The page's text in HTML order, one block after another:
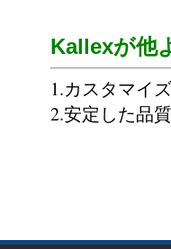
Kallexが他
1.カスタマイ
2.安定した品